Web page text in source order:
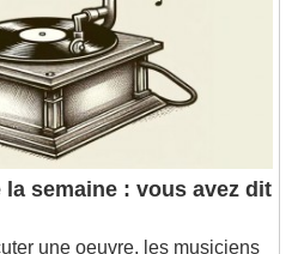
semaine : vous avez dit